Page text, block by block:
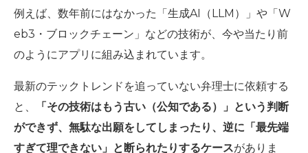
例えば、数年前にはなかった「生成AI（LLM）」や「W
eb3・ブロックチェーン」などの技術が、今や当たり前
のようにアプリに組み込まれています。
最新のテックトレンドを追っていない弁理士に依頼する
と、
「その技術はもう古い（公知である）」という判断
ができず、無駄な出願をしてしまったり、逆に「最先端
すぎて理できない」と断られたりするケースがありま